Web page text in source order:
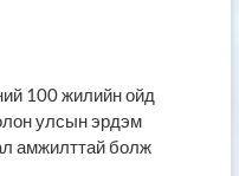
100 жилийн ойд
улсын эрдэм
амжилттай болж